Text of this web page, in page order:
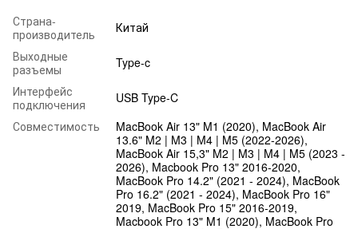
Страна-
производитель
Китай
Выходные
разъемы
Type-c
Интерфейс
подключения
USB Type-C
Совместимость
MacBook Air 13" M1 (2020), MacBook Air
13.6" M2 | M3 | M4 | M5 (2022-2026),
MacBook Air 15,3" M2 | M3 | M4 | M5 (2023 -
2026), Macbook Pro 13" 2016-2020,
MacBook Pro 14.2" (2021 - 2024), MacBook
Pro 16.2" (2021 - 2024), MacBook Pro 16"
2019, MacBook Pro 15" 2016-2019,
Macbook Pro 13" M1 (2020), MacBook Pro